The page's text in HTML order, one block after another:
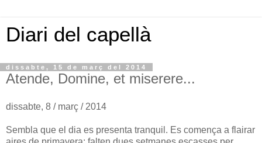
Diari del capellà
dissabte, 15 de març del 2014
Atende, Domine, et miserere...
dissabte, 8 / març / 2014
Sembla que el dia es presenta tranquil. Es comença a flairar